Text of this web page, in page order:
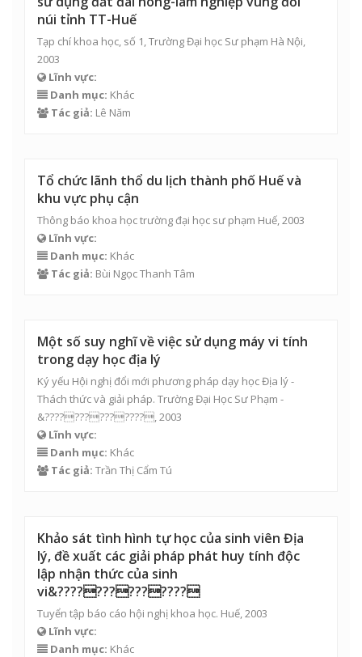
núi tỉnh TT-Huế
Tạp chí khoa học, số 1, Trường Đại học Sư phạm Hà Nội,
2003
Lĩnh vực:
Danh mục: Khác
Tác giả: Lê Năm
Tổ chức lãnh thổ du lịch thành phố Huế và
khu vực phụ cận
Thông báo khoa học trường đại học sư phạm Huế, 2003
Lĩnh vực:
Danh mục: Khác
Tác giả: Bùi Ngọc Thanh Tâm
Một số suy nghĩ về việc sử dụng máy vi tính
trong dạy học địa lý
Ký yếu Hội nghị đổi mới phương pháp dạy học Địa lý -
Thách thức và giải pháp. Trường Đại Học Sư Phạm -
&??????????????, 2003
Lĩnh vực:
Danh mục: Khác
Tác giả: Trần Thị Cẩm Tú
Khảo sát tình hình tự học của sinh viên Địa
lý, đề xuất các giải pháp phát huy tính độc
lập nhận thức của sinh
vi&??????????????
Tuyển tập báo cáo hội nghị khoa học. Huế, 2003
Lĩnh vực:
Danh mục: Khác